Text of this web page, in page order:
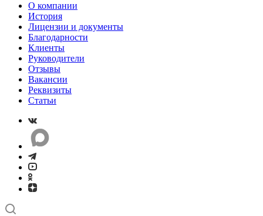
О компании
История
Лицензии и документы
Благодарности
Клиенты
Руководители
Отзывы
Вакансии
Реквизиты
Статьи